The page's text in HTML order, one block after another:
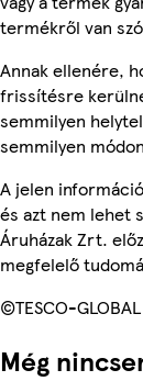
termékről van
Annak ellenére,
frissítésre
semmilyen
semmilyen
A jelen
és azt nem lehet
Áruházak Zrt.
megfelelő
©TESCO-
Még